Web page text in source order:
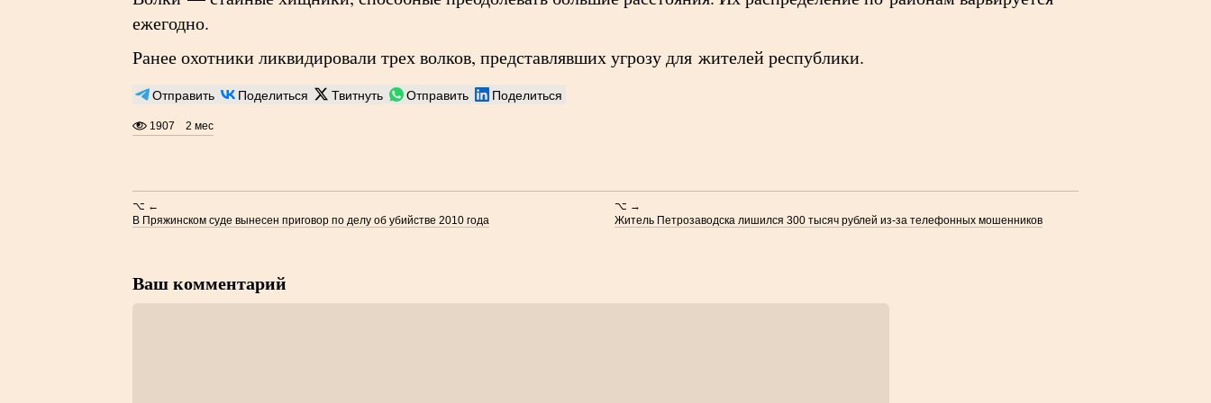
ежегодно.
Ранее охотники ликвидировали трех волков, представлявших угрозу для жителей республики.
Отправить Поделиться Твитнуть Отправить Поделиться
1907 2 мес
⌥ ←
В Пряжинском суде вынесен приговор по делу об убийстве 2010 года
⌥ →
Житель Петрозаводска лишился 300 тысяч рублей из-за телефонных мошенников
Ваш комментарий